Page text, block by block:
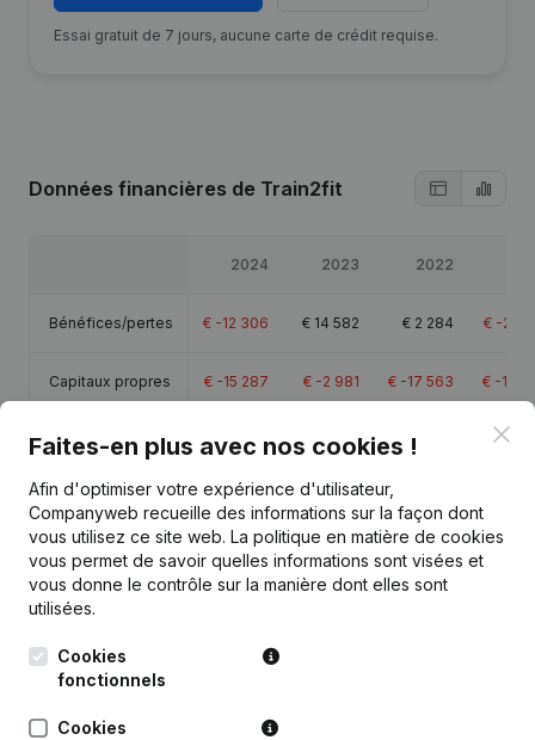
Essai gratuit de 7 jours, aucune carte de crédit requise.
Données financières de Train2fit
2024 2023 2022
Bénéfices/pertes € -12 306 € 14 582 € 2 284 € -21
Capitaux propres € -15 287 € -2 981 € -17 563 € -19
Marge brute €1 125 € 26 909 € 13 168 €-11
Publicationsde Train2fit
Date Publication
Faites-en plus avec nos cookies !
Afin d'optimiser votre expérience d'utilisateur,
Companyweb recueille des informations sur la façon dont
vous utilisez ce site web. La politique en matière de cookies
vous permet de savoir quelles informations sont visées et
vous donne le contrôle sur la manière dont elles sont
utilisées.
Cookies
fonctionnels
Cookies